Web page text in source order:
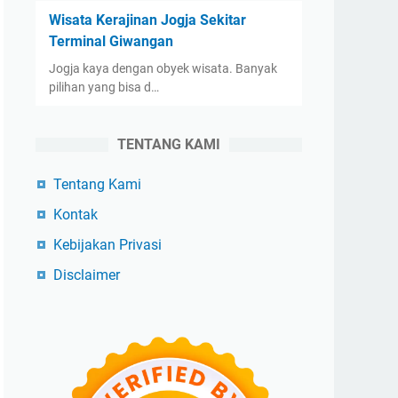
Wisata Kerajinan Jogja Sekitar
Terminal Giwangan
Jogja kaya dengan obyek wisata. Banyak
pilihan yang bisa d…
TENTANG KAMI
Tentang Kami
Kontak
Kebijakan Privasi
Disclaimer